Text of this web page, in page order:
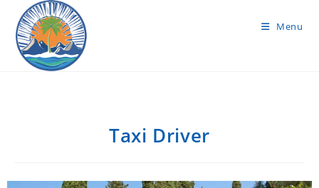
Menu
Taxi Driver